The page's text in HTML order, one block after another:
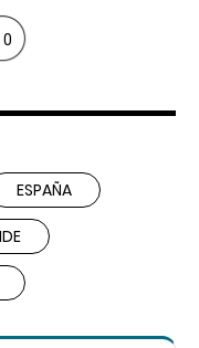
0
ESPAÑA